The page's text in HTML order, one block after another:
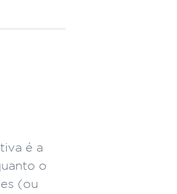
é a
o
(ou